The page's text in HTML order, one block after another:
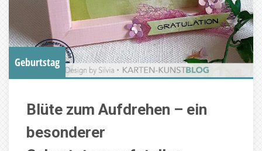
Geburtstag
Blüte zum Aufdrehen – ein
besonderer